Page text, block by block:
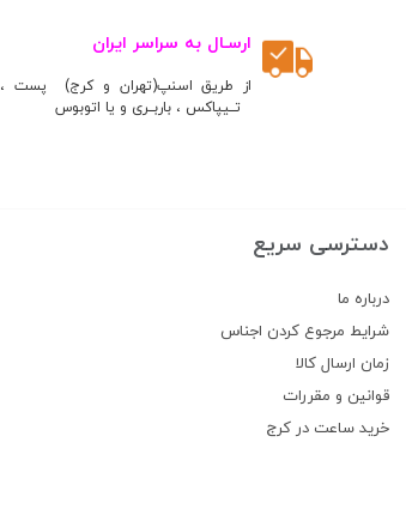
ارسـال به سراسر ایران
از طریق اسنپ(تهران و کرج) پست ،
تــیپاکس ، باربــری و یا اتوبوس
دسترسی سریع
درباره ما
شرایط مرجوع کردن اجناس
زمان ارسال کالا
قوانین و مقررات
خرید ساعت در کرج